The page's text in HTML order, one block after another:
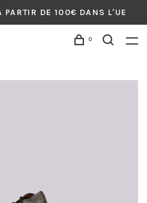
PARTIR DE 100€ DANS L'UE
0